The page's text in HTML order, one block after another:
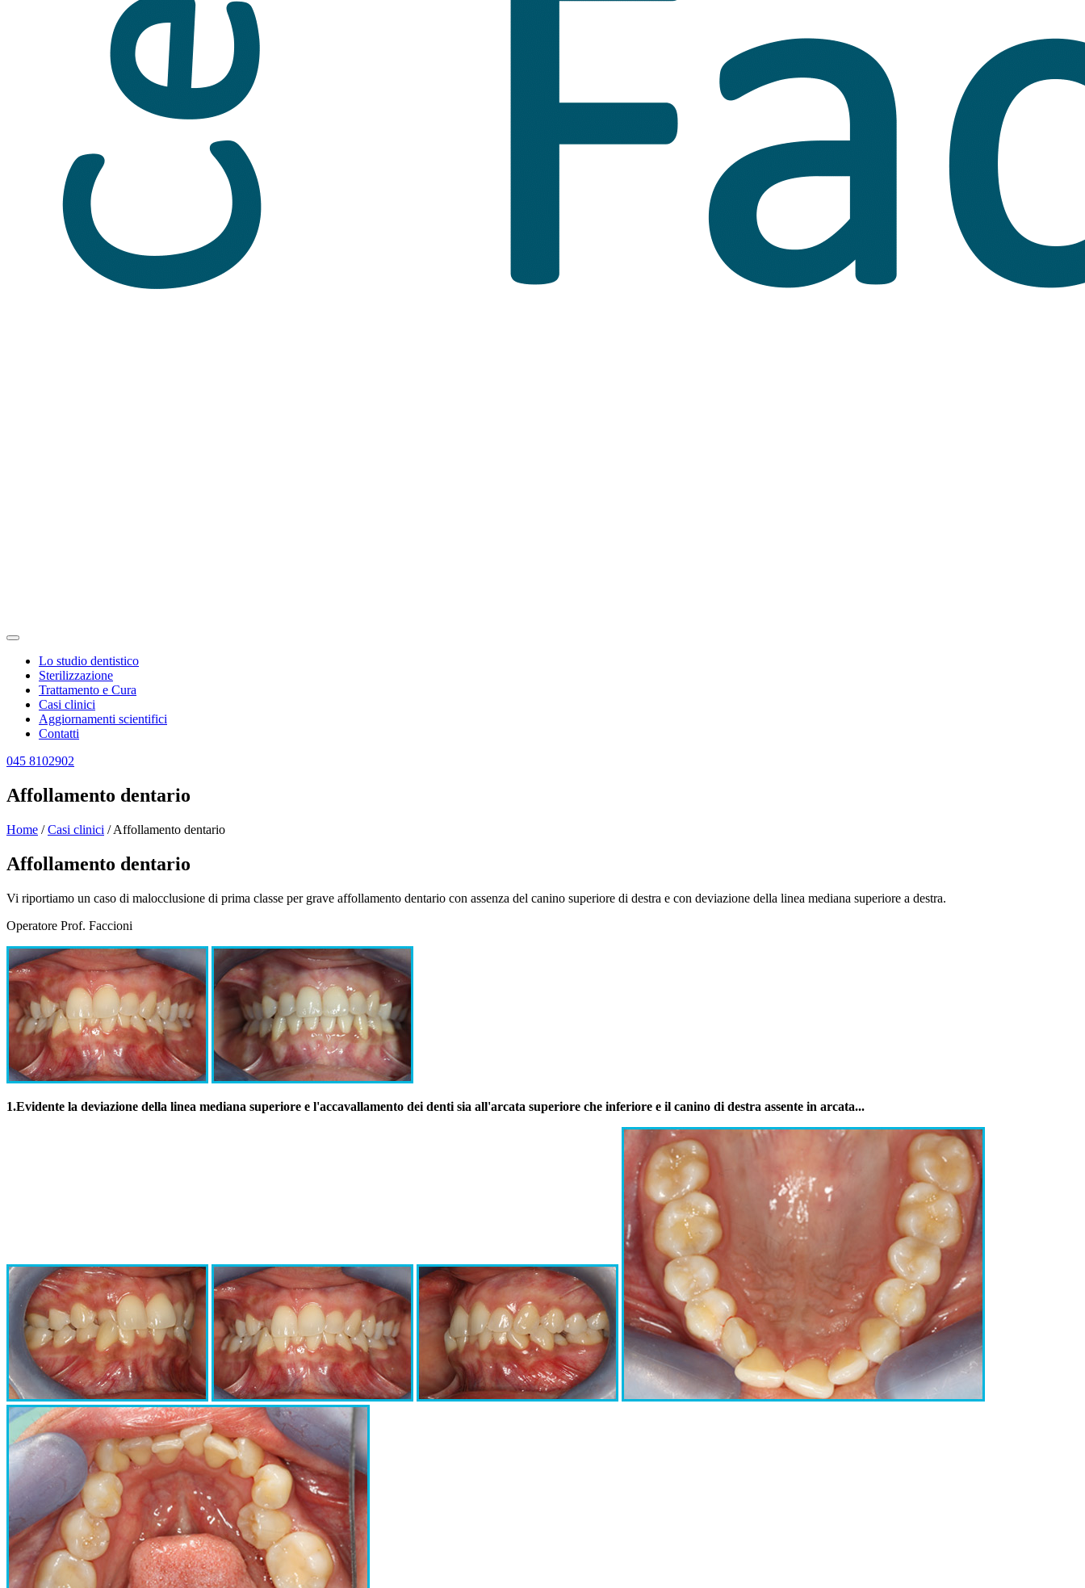
Lo studio dentistico
Sterilizzazione
Trattamento e Cura
Casi clinici
Aggiornamenti scientifici
Contatti
045 8102902
Affollamento dentario
Home /Casi clinici /Affollamento dentario
Affollamento dentario
Vi riportiamo un caso di malocclusione di prima classe per grave affollamento dentario con assenza del canino superiore di destra e con deviazione della linea mediana superiore a destra.
Operatore Prof. Faccioni
1.Evidente la deviazione della linea mediana superiore e l'accavallamento dei denti sia all'arcata superiore che inferiore e il canino di destra assente in arcata...